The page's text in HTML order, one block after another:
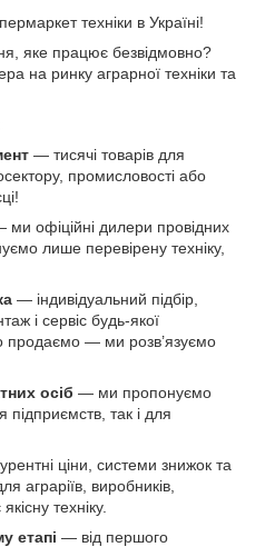
техніки в Україні!
яке працює безвідмовно?
на ринку аграрної техніки та
— тисячі товарів для
промисловості або
ми офіційні дилери провідних
лише перевірену техніку,
— індивідуальний підбір,
і сервіс будь-якої
продаємо — ми розв’язуємо
осіб — ми пропонуємо
підприємств, так і для
ціни, системи знижок та
аграріїв, виробників,
техніку.
етапі — від першого